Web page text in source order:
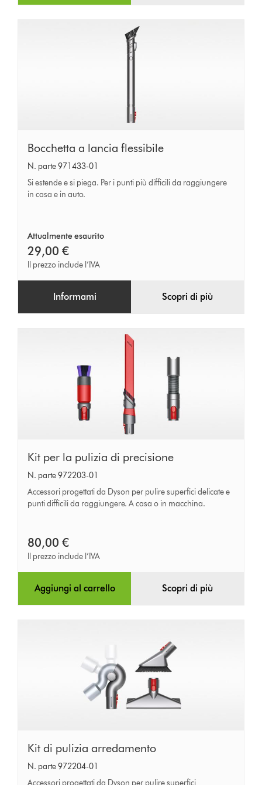
Bocchetta
a
lancia
flessibile
Bocchetta a lancia flessibile
N. parte 971433-01
Si estende e si piega. Per i punti più difficili da raggiungere
in casa e in auto.
Attualmente esaurito
29,00 €
Il prezzo include l’IVA
Informami Scopri di più
Kit
per
la
pulizia
precisione
Kit per la pulizia di precisione
N. parte 972203-01
Accessori progettati da Dyson per pulire superfici delicate e
punti difficili da raggiungere. A casa o in macchina.
80,00 €
Il prezzo include l’IVA
Aggiungi al carrello Scopri di più
Kit
di
pulizia
Kit di pulizia arredamento
N. parte 972204-01
Accessori progettati da Dyson per pulire superfici